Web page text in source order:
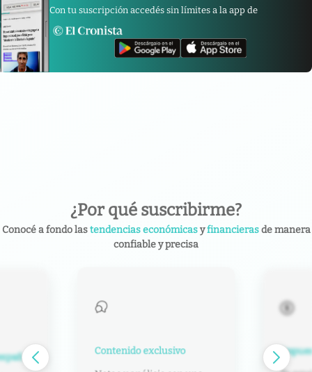
Con tu suscripción accedés sin límites a la app de
¿Por qué suscribirme?
Conocé a fondo lastendencias económicasyfinancierasde manera
confiable y precisa
Contenido exclusivo